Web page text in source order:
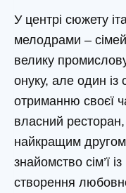
У центрі сюжету
мелодрами –
велику
онуку, але один із
отриманню своєї
власний
найкращим
знайомство сім’ї
створення